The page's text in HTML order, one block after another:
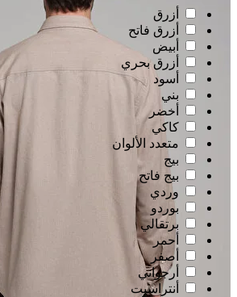
أزرق
أزرق فاتح
أبيض
أزرق بحري
أسود
بني
أخضر
كاكي
متعدد الألوان
بيج
بيج فاتح
وردي
بوردو
برتقالي
أحمر
أصفر
أرجواني
أنتراسيت